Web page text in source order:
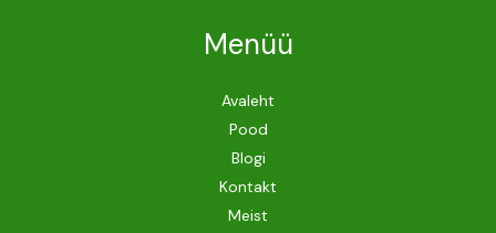
Menüü
Avaleht
Pood
Blogi
Kontakt
Meist